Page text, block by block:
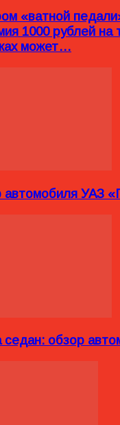
«ватной
1000 рублей на
может…
автомобиля УАЗ
седан: обзор